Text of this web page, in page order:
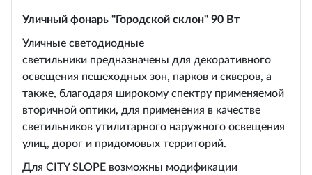
Уличный фонарь "Городской склон" 90 Вт
Уличные светодиодные
светильники предназначены для декоративного
освещения пешеходных зон, парков и скверов, а
также, благодаря широкому спектру применяемой
вторичной оптики, для применения в качестве
светильников утилитарного наружного освещения
улиц, дорог и придомовых территорий.
Для CITY SLOPE возможны модификации